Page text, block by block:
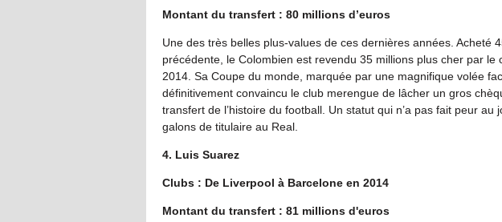
Montant du transfert : 80 millions d’euros
Une des très belles plus-values de ces dernières années. Acheté
précédente, le Colombien est revendu 35 millions plus cher par le
2014. Sa Coupe du monde, marquée par une magnifique volée
définitivement convaincu le club merengue de lâcher un gros
transfert de l’histoire du football. Un statut qui n’a pas fait peur au
galons de titulaire au Real.
4. Luis Suarez
Clubs : De Liverpool à Barcelone en 2014
Montant du transfert : 81 millions d'euros